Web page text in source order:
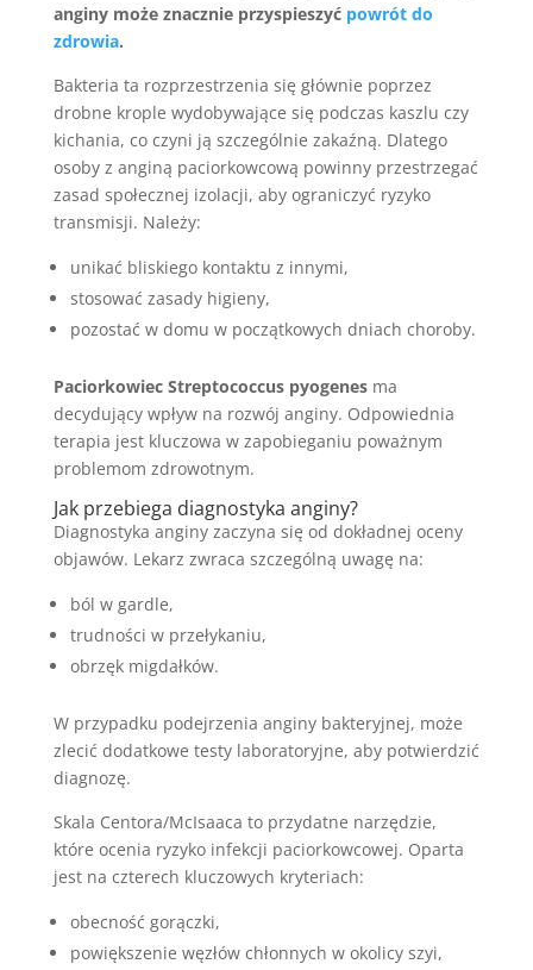
anginy może znacznie przyspieszyć powrót do
zdrowia.
Bakteria ta rozprzestrzenia się głównie poprzez
drobne krople wydobywające się podczas kaszlu czy
kichania, co czyni ją szczególnie zakaźną. Dlatego
osoby z anginą paciorkowcową powinny przestrzegać
zasad społecznej izolacji, aby ograniczyć ryzyko
transmisji. Należy:
unikać bliskiego kontaktu z innymi,
stosować zasady higieny,
pozostać w domu w początkowych dniach choroby.
Paciorkowiec Streptococcus pyogenesma
decydujący wpływ na rozwój anginy. Odpowiednia
terapia jest kluczowa w zapobieganiu poważnym
problemom zdrowotnym.
Jak przebiega diagnostyka anginy?
Diagnostyka anginy zaczyna się od dokładnej oceny
objawów. Lekarz zwraca szczególną uwagę na:
ból w gardle,
trudności w przełykaniu,
obrzęk migdałków.
W przypadku podejrzenia anginy bakteryjnej, może
zlecić dodatkowe testy laboratoryjne, aby potwierdzić
diagnozę.
Skala Centora/McIsaaca to przydatne narzędzie,
które ocenia ryzyko infekcji paciorkowcowej. Oparta
jest na czterech kluczowych kryteriach:
obecność gorączki,
powiększenie węzłów chłonnych w okolicy szyi,